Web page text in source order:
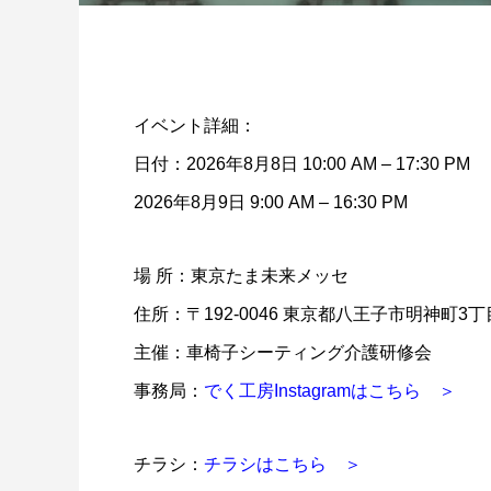
イベント詳細：
日付：2026年8月8日 10:00 AM – 17:30 PM
2026年8月9日 9:00 AM – 16:30 PM
場 所：東京たま未来メッセ
住所：〒192-0046 東京都八王子市明神町3丁
主催：車椅子シーティング介護研修会
事務局： でく工房Instagramはこちら ＞
チラシ： チラシはこちら ＞